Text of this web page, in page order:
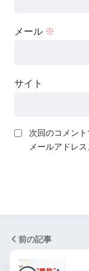
メール ※
サイト
次回のコメン
メールアドレス
前の記事